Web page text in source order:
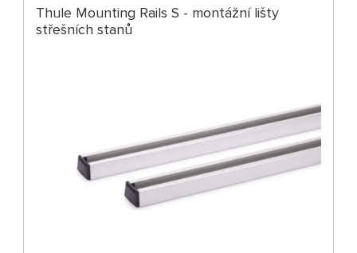
Thule Mounting Rails S - montážní lišty
střešních stanů